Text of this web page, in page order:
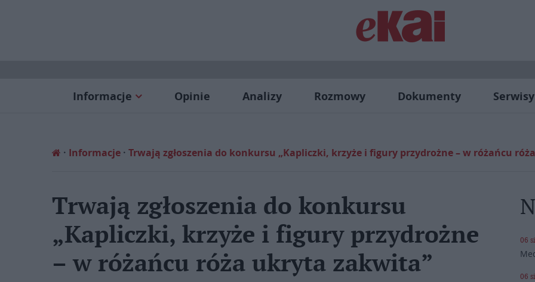
Informacje Opinie Analizy Rozmowy Dokumenty
Informacje Trwają zgłoszenia do konkursu „Kapliczki, krzyże i figury przydrożne – w różańcu
Trwają zgłoszenia do konkursu
„Kapliczki, krzyże i figury przydrożne
– w różańcu róża ukryta zakwita”
06
06